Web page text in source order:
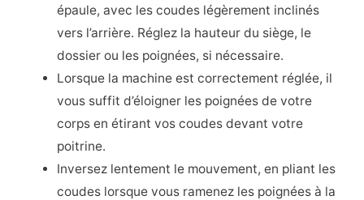
épaule, avec les coudes légèrement inclinés
vers l’arrière. Réglez la hauteur du siège, le
dossier ou les poignées, si nécessaire.
Lorsque la machine est correctement réglée, il
vous suffit d’éloigner les poignées de votre
corps en étirant vos coudes devant votre
poitrine.
Inversez lentement le mouvement, en pliant les
coudes lorsque vous ramenez les poignées à la